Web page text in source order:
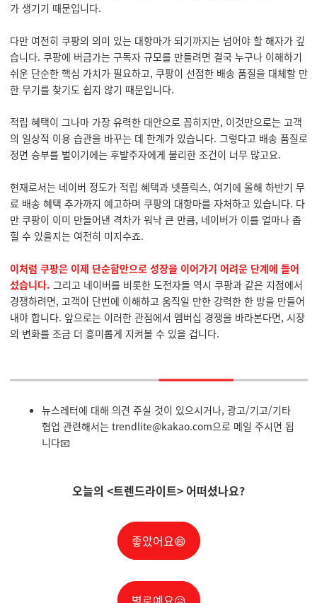
가 생기기 때문입니다.
다만 여전히 쿠팡의 의미 있는 대항마가 되기까지는 넘어야 할 해자가 깊
습니다. 쿠팡에 버금가는 구독자 규모를 만들려면 결국 누구나 이해하기
쉬운 단순한 핵심 가치가 필요하고, 쿠팡이 선점한 배송 품질을 대체할 만
한 무기를 찾기도 쉽지 않기 때문입니다.
적립 혜택이 그나마 가장 유력한 대안으로 꼽히지만, 이것만으로는 고객
의 일상적 이용 습관을 바꾸는 데 한계가 있습니다. 그렇다고 배송 품질로
정면 승부를 벌이기에는 후발주자에게 불리한 조건이 너무 많고요.
현재로서는 네이버 정도가 적립 혜택과 넷플릭스, 여기에 올해 하반기 무
료 배송 혜택 추가까지 예고하며 쿠팡의 대항마를 자처하고 있습니다. 다
만 쿠팡이 이미 만들어낸 격차가 워낙 큰 만큼, 네이버가 이를 얼마나 좁
힐 수 있을지는 여전히 미지수죠.
이처럼 쿠팡은 이제 단순함만으로 성장을 이어가기 어려운 단계에 들어
섰습니다. 그리고 네이버를 비롯한 도전자들 역시 쿠팡과 같은 지점에서
경쟁하려면, 고객이 단번에 이해하고 움직일 만한 강력한 한 방을 만들어
내야 합니다. 앞으로는 이러한 관점에서 멤버십 경쟁을 바라본다면, 시장
의 변화를 조금 더 흥미롭게 지켜볼 수 있을 겁니다.
뉴스레터에 대해 의견 주실 것이 있으시거나, 광고/기고/기타
협업 관련해서는 trendlite@kakao.com으로 메일 주시면 됩
니다📧
오늘의 <트렌드라이트> 어떠셨나요?
좋았어요😄